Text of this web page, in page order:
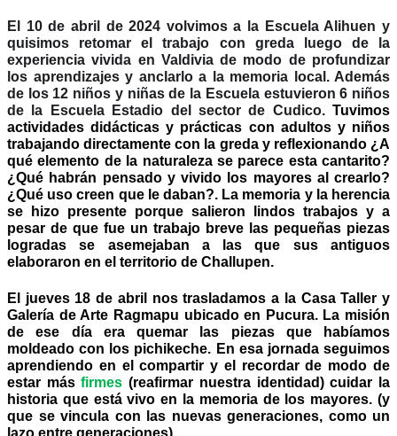
El 10 de abril de 2024 volvimos a la Escuela Alihuen y
quisimos retomar el trabajo con greda luego de la
experiencia vivida en Valdivia de modo de profundizar
los aprendizajes y anclarlo a la memoria local. Además
de los 12 niños y niñas de la Escuela estuvieron 6 niños
de la Escuela Estadio del sector de Cudico. Tuvimos
actividades didácticas y prácticas con adultos y niños
trabajando directamente con la greda y reflexionando ¿A
qué elemento de la naturaleza se parece esta cantarito?
¿Qué habrán pensado y vivido los mayores al crearlo?
¿Qué uso creen que le daban?. La memoria y la herencia
se hizo presente porque salieron lindos trabajos y a
pesar de que fue un trabajo breve las pequeñas piezas
logradas se asemejaban a las que sus antiguos
elaboraron en el territorio de Challupen.
El jueves 18 de abril nos trasladamos a la Casa Taller y
Galería de Arte Ragmapu ubicado en Pucura. La misión
de ese día era quemar las piezas que habíamos
moldeado con los pichikeche. En esa jornada seguimos
aprendiendo en el compartir y el recordar de modo de
estar másfirmes (reafirmar nuestra identidad) cuidar la
historia que está vivo en la memoria de los mayores. (y
que se vincula con las nuevas generaciones, como un
lazo entre generaciones)